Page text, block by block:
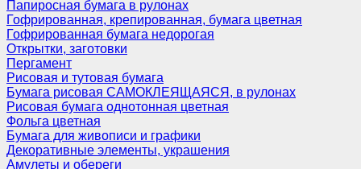
Папиросная бумага в рулонах
Гофрированная, крепированная, бумага цветная
Гофрированная бумага недорогая
Открытки, заготовки
Пергамент
Рисовая и тутовая бумага
Бумага рисовая САМОКЛЕЯЩАЯСЯ, в рулонах
Рисовая бумага однотонная цветная
Фольга цветная
Бумага для живописи и графики
Декоративные элементы, украшения
Амулеты и обереги